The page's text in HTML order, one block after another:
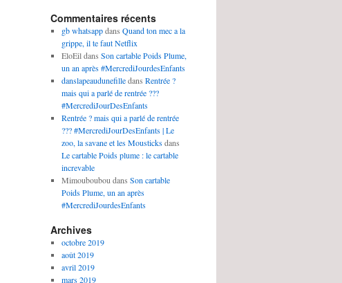
Commentaires récents
gb whatsappdans Quand ton mec a la
grippe, il te faut Netflix
EloEildans Son cartable Poids Plume,
un an après #MercrediJourdesEnfants
danslapeaudunefilledans Rentrée ?
mais qui a parlé de rentrée ???
#MercrediJourDesEnfants
Rentrée ? mais qui a parlé de rentrée
??? #MercrediJourDesEnfants | Le
zoo, la savane et les Mousticksdans
Le cartable Poids plume : le cartable
increvable
Mimoubouboudans Son cartable
Poids Plume, un an après
#MercrediJourdesEnfants
Archives
octobre 2019
août 2019
avril 2019
mars 2019